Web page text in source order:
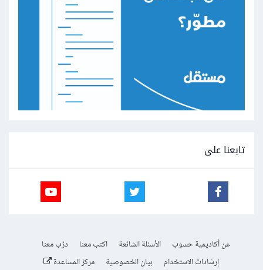
تابعنا على
عن أكاديمية حسوب الأسئلة الشائعة اكتب معنا
درّب معنا
إرشادات الاستخدام
بيان الخصوصية مركز المساعدة